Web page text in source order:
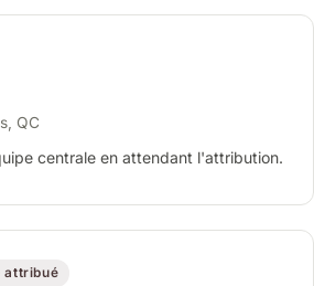
QC
centrale en attendant l'attribution.
attribué